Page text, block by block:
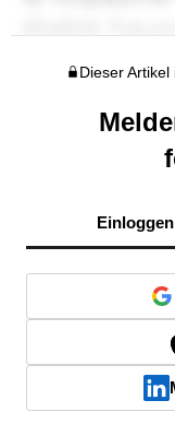
Dieser
Einloggen